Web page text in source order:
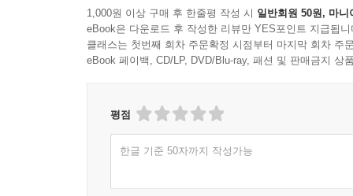
1,000원 이상 구매 후 한줄평 작성 시 일반회원 50원, 마니
eBook은 다운로드 후 작성한 리뷰만 YES포인트 지급됩니
클래스는 첫번째 회차 주문확정 시점부터 마지막 회차 주
eBook 페이백, CD/LP, DVD/Blu-ray, 패션 및 판매금지 상
평점
한글 기준 50자까지 작성가능